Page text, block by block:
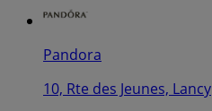
Pandora
10, Rte des Jeunes, Lancy